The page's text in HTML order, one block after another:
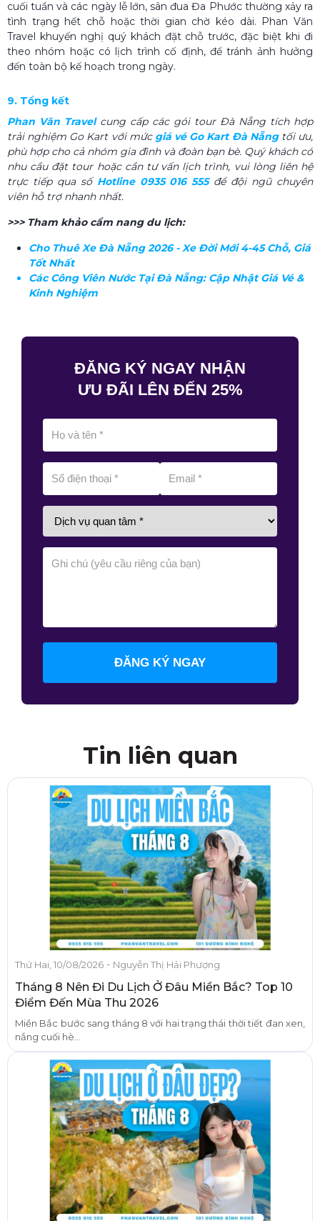
cuối tuần và các ngày lễ lớn, sân đua Đa Phước thường xảy ra
tình trạng hết chỗ hoặc thời gian chờ kéo dài. Phan Văn
Travel khuyến nghị quý khách đặt chỗ trước, đặc biệt khi đi
theo nhóm hoặc có lịch trình cố định, để tránh ảnh hưởng
đến toàn bộ kế hoạch trong ngày.
9. Tổng kết
Phan Văn Travel cung cấp các gói tour Đà Nẵng tích hợp
trải nghiệm Go Kart với mức giá vé Go Kart Đà Nẵng tối ưu,
phù hợp cho cả nhóm gia đình và đoàn bạn bè. Quý khách có
nhu cầu đặt tour hoặc cần tư vấn lịch trình, vui lòng liên hệ
trực tiếp qua số Hotline 0935 016 555để đội ngũ chuyên
viên hỗ trợ nhanh nhất.
>>> Tham khảo cẩm nang du lịch:
Cho Thuê Xe Đà Nẵng 2026 - Xe Đời Mới 4-45 Chỗ, Giá
Tốt Nhất
Các Công Viên Nước Tại Đà Nẵng: Cập Nhật Giá Vé &
Kinh Nghiệm
ĐĂNG KÝ NGAY NHẬN
ƯU ĐÃI LÊN ĐẾN 25%
ĐĂNG KÝ NGAY
Tin liên quan
Thứ Hai, 10/08/2026 - Nguyễn Thị Hải Phượng
Tháng 8 Nên Đi Du Lịch Ở Đâu Miền Bắc? Top 10
Điểm Đến Mùa Thu 2026
Miền Bắc bước sang tháng 8 với hai trạng thái thời tiết đan xen,
nắng cuối hè...